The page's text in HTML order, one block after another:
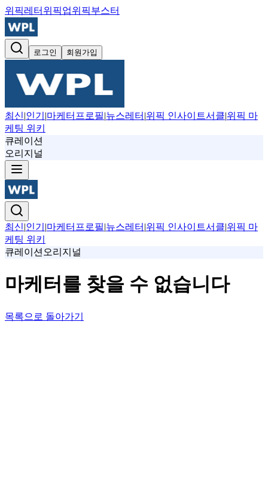
위픽레터 위픽업위픽부스터
로그인 회원가입
최신|인기 |마케터프로필|뉴스레터 |위픽 인사이트서클|위픽 마
케팅 위키
큐레이션
오리지널
최신|인기 |마케터프로필|뉴스레터 |위픽 인사이트서클|위픽 마
케팅 위키
큐레이션 오리지널
마케터를 찾을 수 없습니다
목록으로 돌아가기